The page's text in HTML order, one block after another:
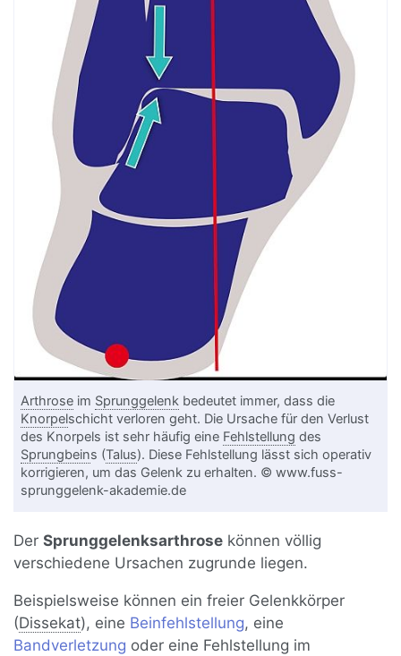
Arthrose im Sprunggelenk bedeutet immer, dass die
Knorpelschicht verloren geht. Die Ursache für den Verlust
des Knorpels ist sehr häufig eine Fehlstellung des
Sprungbeins (Talus). Diese Fehlstellung lässt sich operativ
korrigieren, um das Gelenk zu erhalten. © www.fuss-
sprunggelenk-akademie.de
DerSprunggelenksarthrose können völlig
verschiedene Ursachen zugrunde liegen.
Beispielsweise können ein freier Gelenkkörper
(Dissekat), eine Beinfehlstellung, eine
Bandverletzung oder eine Fehlstellung im